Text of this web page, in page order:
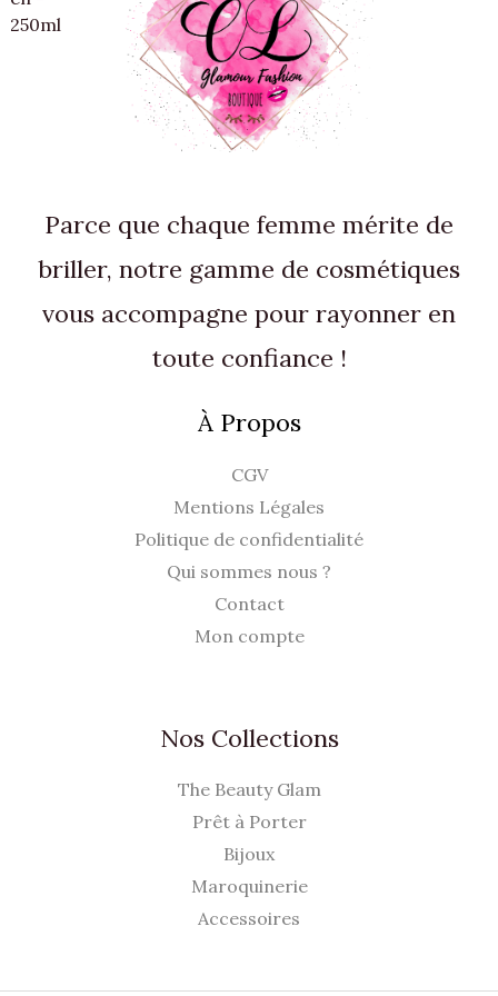
€
.
2
,
9
0
0
€
.
i
t
:
8
.
:
7
,
5
0
a
l
é
t
a
:
4
9
l
e
s
t
:
5
0
€
Parce que chaque femme mérite de
briller, notre gamme de cosmétiques
vous accompagne pour rayonner en
toute confiance !
À Propos
CGV
Mentions Légales
Politique de confidentialité
Qui sommes nous ?
Contact
Mon compte
Nos Collections
The Beauty Glam
Prêt à Porter
Bijoux
Maroquinerie
Accessoires